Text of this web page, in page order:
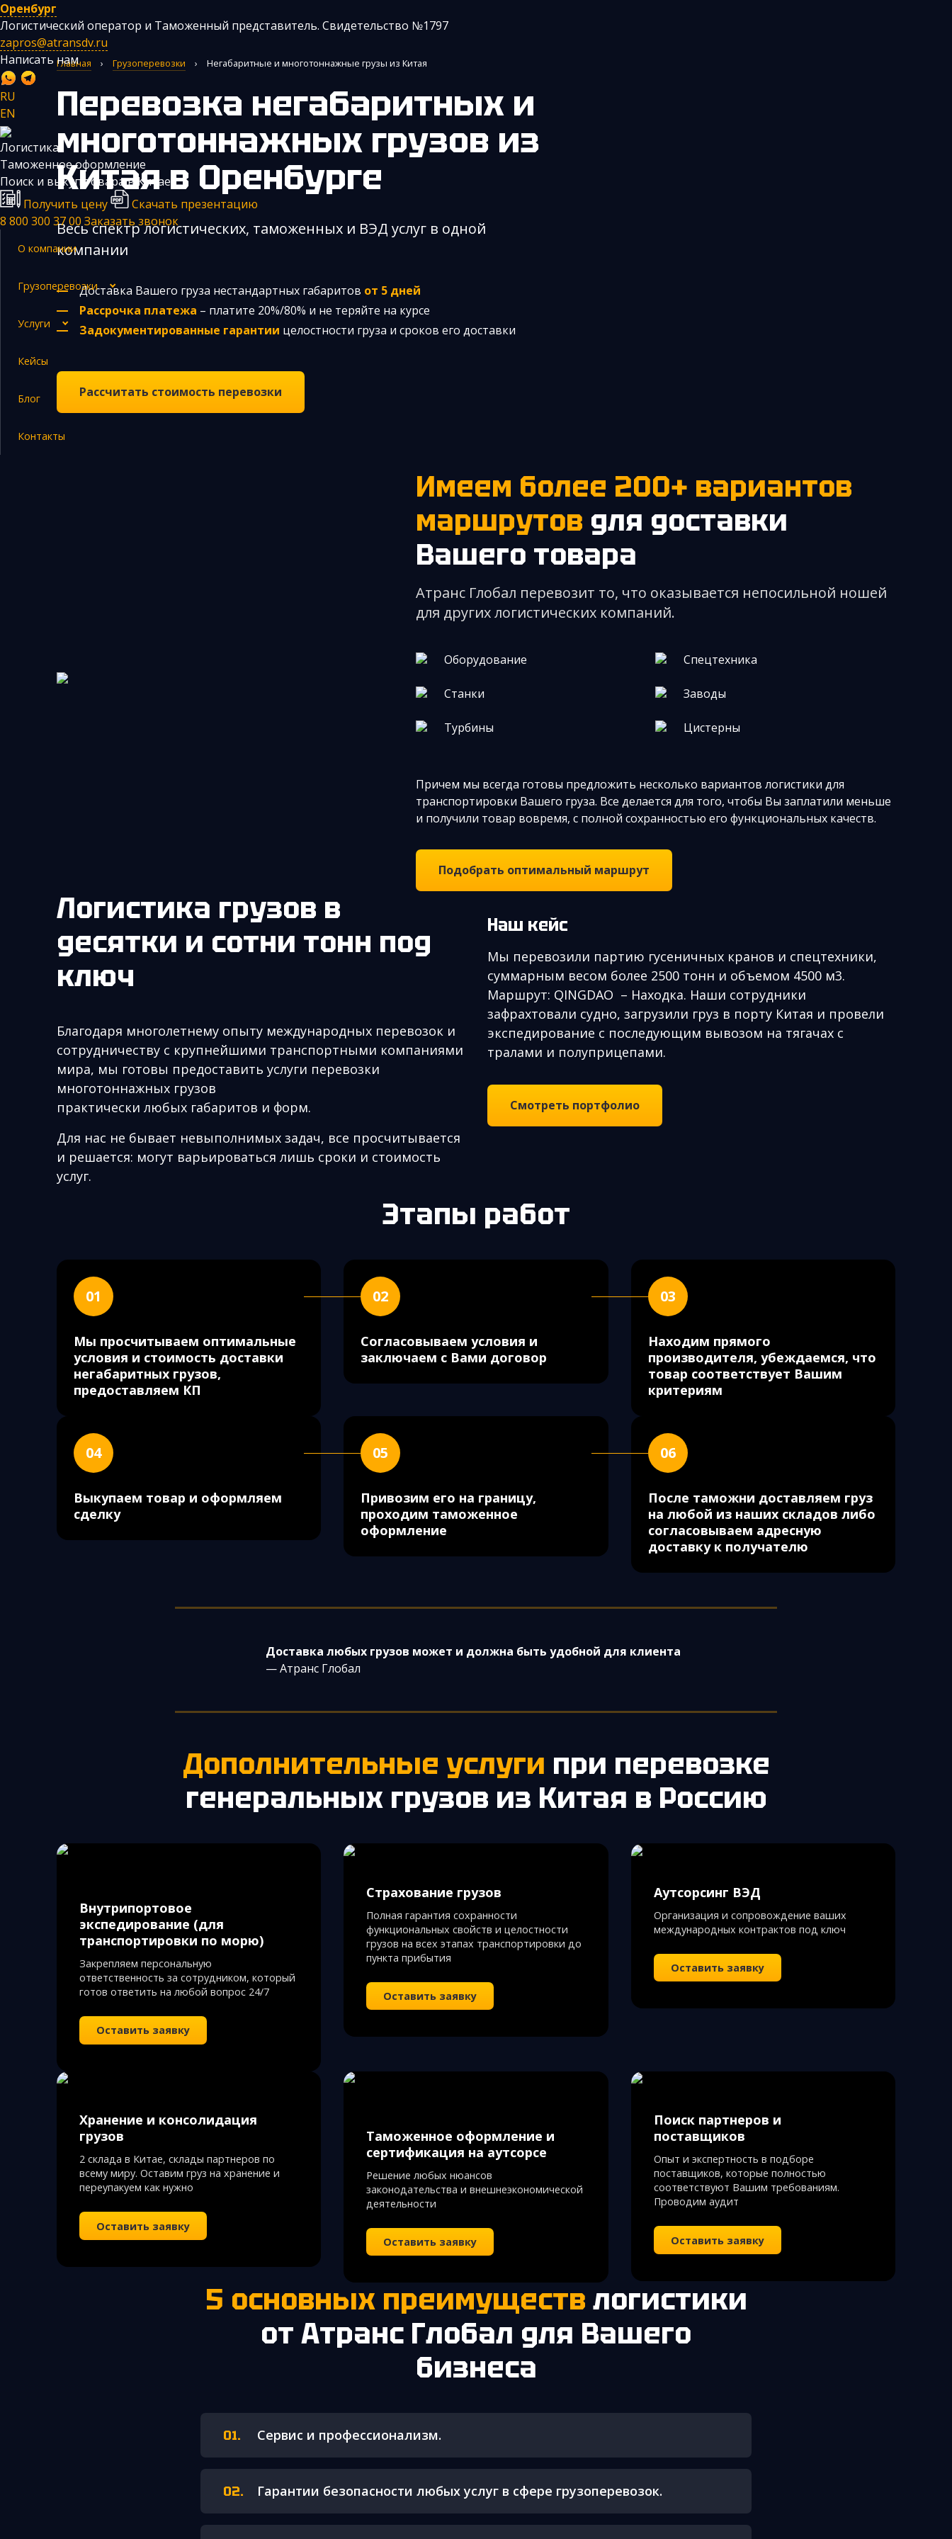
Оренбург
Логистический оператор и Таможенный представитель. Свидетельство №1797
zapros@atransdv.ru
Написать нам
RU
EN
Логистика
Таможенное оформление
Поиск и выкуп товара в Китае
Получить цену
Скачать презентацию
8 800 300 37 00 Заказать звонок
О компании
Грузоперевозки
Услуги
Кейсы
Блог
Контакты
Перевозки автотранспортом из Китая
Авиаперевозки из Китая
Железнодорожные перевозки из Китая
Контейнерные перевозки из Китая
Морские грузоперевозки из Китая
Негабаритные и многотоннажные грузы из Китая
Сборные грузы из Китая
Поиск поставщика в Китае
Таможенное оформление
Главная › Грузоперевозки › Негабаритные и многотоннажные грузы из Китая
Перевозка негабаритных и
многотоннажных грузов из
Китаяв Оренбурге
Весь спектр логистических, таможенных и ВЭД услуг в одной
компании
Доставка Вашего груза нестандартных габаритов от 5 дней
Рассрочка платежа – платите 20%/80% и не теряйте на курсе
Задокументированные гарантии целостности груза и сроков его доставки
Рассчитать стоимость перевозки
Имеем более 200+ вариантов
маршрутов для доставки
Вашего товара
Атранс Глобал перевозит то, что оказывается непосильной ношей
для других логистических компаний.
Оборудование
Станки
Турбины
Спецтехника
Заводы
Цистерны
Причем мы всегда готовы предложить несколько вариантов логистики для
транспортировки Вашего груза. Все делается для того, чтобы Вы заплатили меньше
и получили товар вовремя, с полной сохранностью его функциональных качеств.
Подобрать оптимальный маршрут
Логистика грузов в
десятки и сотни тонн под
ключ
Благодаря многолетнему опыту международных перевозок и
сотрудничеству с крупнейшими транспортными компаниями
мира, мы готовы предоставить услуги перевозки
многотоннажных грузов
практически любых габаритов и форм.
Для нас не бывает невыполнимых задач, все просчитывается
и решается: могут варьироваться лишь сроки и стоимость
услуг.
Наш кейс
Мы перевозили партию гусеничных кранов и спецтехники,
суммарным весом более 2500 тонн и объемом 4500 м3.
Маршрут: QINGDAO – Находка. Наши сотрудники
зафрахтовали судно, загрузили груз в порту Китая и провели
экспедирование с последующим вывозом на тягачах с
тралами и полуприцепами.
Смотреть портфолио
Этапы работ
01
Мы просчитываем оптимальные
условия и стоимость доставки
негабаритных грузов,
предоставляем КП
02
Согласовываем условия и
заключаем с Вами договор
03
Находим прямого
производителя, убеждаемся, что
товар соответствует Вашим
критериям
04
Выкупаем товар и оформляем
сделку
05
Привозим его на границу,
проходим таможенное
оформление
06
После таможни доставляем груз
на любой из наших складов либо
согласовываем адресную
доставку к получателю
Доставка любых грузов может и должна быть удобной для клиента
— Атранс Глобал
Дополнительные услуги при перевозке
генеральных грузов из Китая в Россию
Внутрипортовое
экспедирование (для
транспортировки по морю)
Закрепляем персональную
ответственность за сотрудником, который
готов ответить на любой вопрос 24/7
Оставить заявку
Страхование грузов
Полная гарантия сохранности
функциональных свойств и целостности
грузов на всех этапах транспортировки до
пункта прибытия
Оставить заявку
Аутсорсинг ВЭД
Организация и сопровождение ваших
международных контрактов под ключ
Оставить заявку
Хранение и консолидация
грузов
2 склада в Китае, склады партнеров по
всему миру. Оставим груз на хранение и
переупакуем как нужно
Оставить заявку
Таможенное оформление и
сертификация на аутсорсе
Решение любых нюансов
законодательства и внешнеэкономической
деятельности
Оставить заявку
Поиск партнеров и
поставщиков
Опыт и экспертность в подборе
поставщиков, которые полностью
соответствуют Вашим требованиям.
Проводим аудит
Оставить заявку
5 основных преимуществ логистики
от Атранс Глобал для Вашего
бизнеса
Сервис и профессионализм.
Гарантии безопасности любых услуг в сфере грузоперевозок.